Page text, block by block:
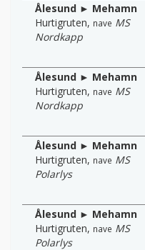
Ålesund ► Mehamn
Hurtigruten, nave MS
Nordkapp
Ålesund ► Mehamn
Hurtigruten, nave MS
Nordkapp
Ålesund ► Mehamn
Hurtigruten, nave MS
Polarlys
Ålesund ► Mehamn
Hurtigruten, nave MS
Polarlys